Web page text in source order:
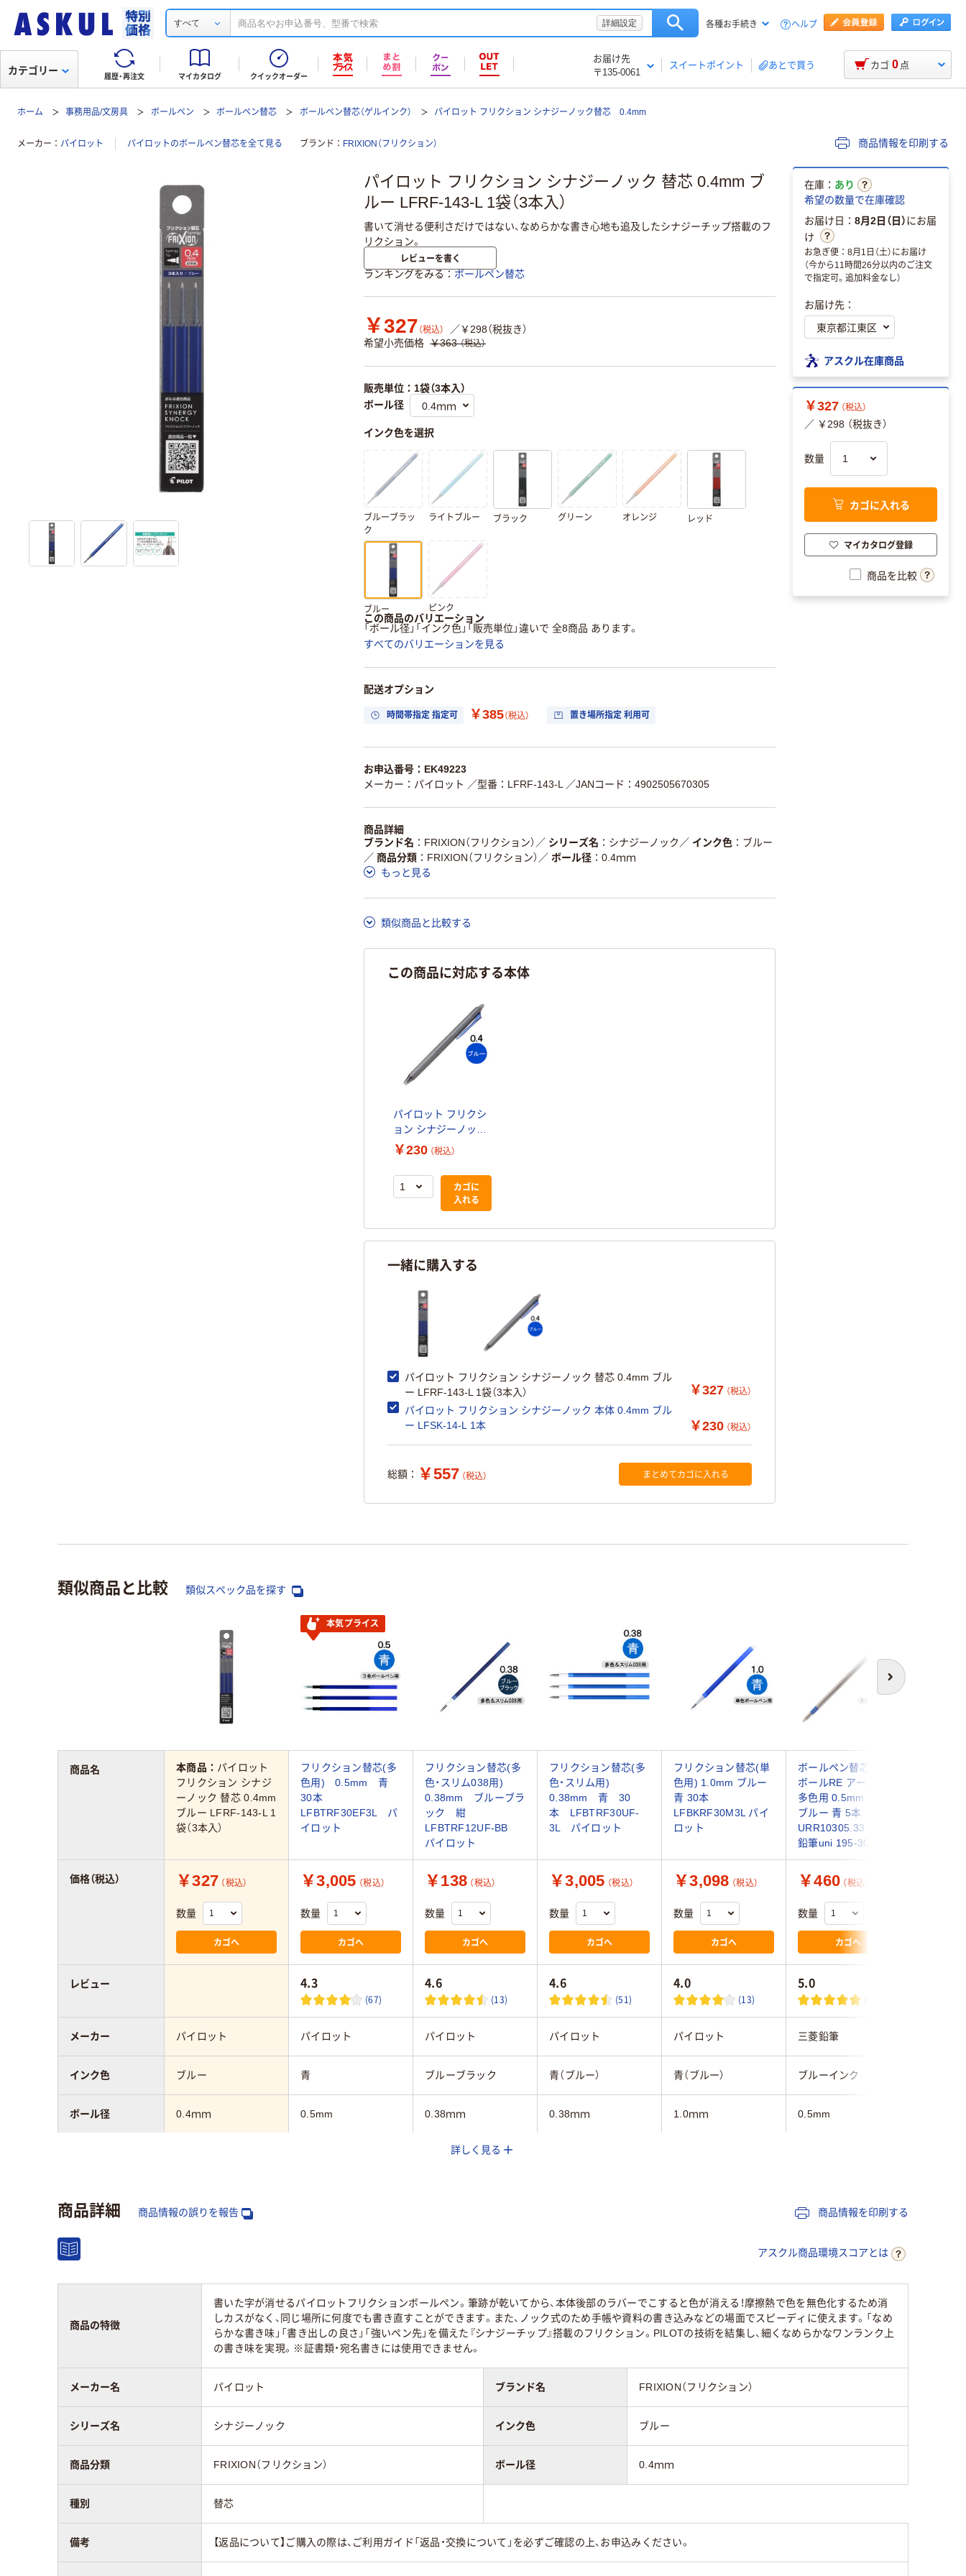
すべて 詳細設定 各種お手続き ヘルプ
履歴・再注文 マイカタログ クイックオーダー
お届け先
〒135-0061
スイートポイント あとで買う
カテゴリー カゴ 0 点
ホーム 事務用品/文房具 ボールペン ボールペン替芯 ボールペン替芯（ゲルインク） パイロット フリクション シナジーノック替芯 0.4mm
メーカー パイロット パイロットのボールペン替芯を全て見る ブランド FRIXION（フリクション） 商品情報を印刷する
パイロット フリクション シナジーノック 替芯 0.4mm ブ
ルー LFRF-143-L 1袋（3本入）
書いて消せる便利さだけではない、なめらかな書き心地も追及したシナジーチップ搭載のフ
リクション。
レビューを書く
ランキングをみる ボールペン替芯
￥327 （税込）
／￥298（税抜き）
希望小売価格 ￥363 （税込）
販売単位：1袋（3本入）
ボール径
インク色を選択
ブルーブラッ
ク
ライトブルー ブラック グリーン オレンジ レッド
ブルー ピンク
この商品のバリエーション
「ボール径」「インク色」「販売単位」違いで 全8商品 あります。
すべてのバリエーションを見る
配送オプション
時間帯指定 指定可 ￥385（税込） 置き場所指定 利用可
お申込番号：EK49223
メーカー：パイロット ／型番：LFRF-143-L ／JANコード：4902505670305
商品詳細
ブランド名
FRIXION（フリクション） ／ シリーズ名 シナジーノック ／ インク色
ブルー
／ 商品分類 FRIXION（フリクション） ／ ボール径
0.4ｍｍ
もっと見る
類似商品と比較する
この商品に対応する本体
パイロット フリクシ
ョン シナジーノック
本体 0.4mm ブルー
￥230 （税込）
カゴに
入れる
一緒に購入する
パイロット フリクション シナジーノック 替芯 0.4mm ブル
ー LFRF-143-L 1袋（3本入）
￥327 （税込）
パイロット フリクション シナジーノック 本体 0.4mm ブル
ー LFSK-14-L 1本
￥230 （税込）
総額： ￥557 （税込） まとめてカゴに入れる
在庫： あり
希望の数量で在庫確認
お届け日： 8月2日（日）にお届
け
お急ぎ便：8月1日（土）にお届け
（今から11時間26分以内のご注文
で指定可。追加料金なし）
お届け先：
アスクル在庫商品
￥327 （税込）
／ ￥298 （税抜き）
数量
カゴに入れる
マイカタログ登録
商品を比較
類似商品と比較 類似スペック品を探す
次へ
本気プライス
本商品： パイロット
フリクション シナジ
ーノック 替芯 0.4mm
ブルー LFRF-143-L 1
袋（3本入）
フリクション替芯(多
色用) 0.5mm 青
30本
LFBTRF30EF3L パ
イロット
フリクション替芯(多
色・スリム038用)
0.38mm ブルーブラ
ック 紺
LFBTRF12UF-BB
パイロット
フリクション替芯(多
色・スリム用)
0.38mm 青 30
本 LFBTRF30UF-
3L パイロット
フリクション替芯(単
色用) 1.0mm ブルー
青 30本
LFBKRF30M3L パイ
ロット
ボールペン替芯 ユニ
ボールRE アールイー
多色用 0.5mm 中字
ブルー 青 5本
URR10305.33 三菱
鉛筆uni 195-3036
￥327 （税込）
数量
カゴへ
￥3,005 （税込）
数量
カゴへ
￥138 （税込）
数量
カゴへ
￥3,005 （税込）
数量
カゴへ
￥3,098 （税込）
数量
カゴへ
￥460 （税込）
数量
カゴへ
4.3
(67)
4.6
(13)
4.6
(51)
4.0
(13)
5.0
(2)
パイロット パイロット パイロット パイロット パイロット 三菱鉛筆
ブルー 青 ブルーブラック 青（ブルー） 青（ブルー） ブルーインク
0.4ｍｍ 0.5mm 0.38ｍｍ 0.38ｍｍ 1.0ｍｍ 0.5mm
商品名
価格（税込）
レビュー
メーカー
インク色
ボール径
詳しく見る
商品詳細 商品情報の誤りを報告 商品情報を印刷する
アスクル商品環境スコアとは
商品の特徴
書いた字が消せるパイロットフリクションボールペン。筆跡が乾いてから、本体後部のラバーでこすると色が消える！摩擦熱で色を無色化するため消
しカスがなく、同じ場所に何度でも書き直すことができます。また、ノック式のため手帳や資料の書き込みなどの場面でスピーディに使えます。「なめ
らかな書き味」「書き出しの良さ」「強いペン先」を備えた『シナジーチップ』搭載のフリクション。PILOTの技術を結集し、細くなめらかなワンランク上
の書き味を実現。※証書類・宛名書きには使用できません。
メーカー名 パイロット ブランド名 FRIXION（フリクション）
シリーズ名 シナジーノック インク色 ブルー
商品分類 FRIXION（フリクション） ボール径 0.4ｍｍ
種別 替芯
備考 【返品について】ご購入の際は、ご利用ガイド「返品・交換について」を必ずご確認の上、お申込みください。